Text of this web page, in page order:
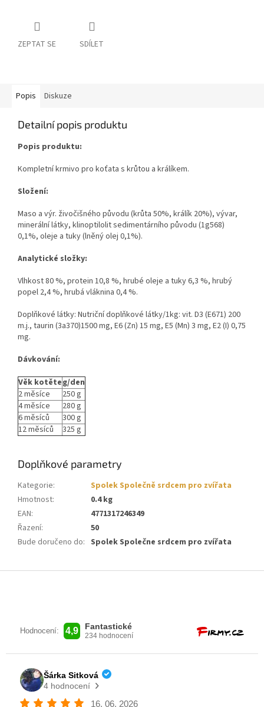
ZEPTAT SE SDÍLET
Popis Diskuze
Detailní popis produktu
Popis produktu:
Kompletní krmivo pro koťata s krůtou a králíkem.
Složení:
Maso a výr. živočišného původu (krůta 50%, králík 20%), vývar,
minerální látky, klinoptilolit sedimentárního původu (1g568)
0,1%, oleje a tuky (lněný olej 0,1%).
Analytické složky:
Vlhkost 80 %, protein 10,8 %, hrubé oleje a tuky 6,3 %, hrubý
popel 2,4 %, hrubá vláknina 0,4 %.
Doplňkové látky: Nutriční doplňkové látky/1kg: vit. D3 (E671) 200
m.j., taurin (3a370)1500 mg, E6 (Zn) 15 mg, E5 (Mn) 3 mg, E2 (I) 0,75
mg.
Dávkování:
Věk kotěteg/den
2 měsíce
250 g
4 měsíce
280 g
6 měsíců
300 g
12 měsíců
325 g
Doplňkové parametry
Kategorie:
Spolek Společně srdcem pro zvířata
Hmotnost:
0.4 kg
EAN:
4771317246349
Řazení:
50
Bude doručeno do: Spolek Společne srdcem pro zvířata